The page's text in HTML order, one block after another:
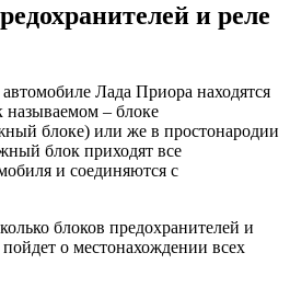
и реле
Лада Приора находятся
называемом – блоке
блоке) или же в простонародии
блок приходят все
и соединяются с
блоков предохранителей и
о местонахождении всех